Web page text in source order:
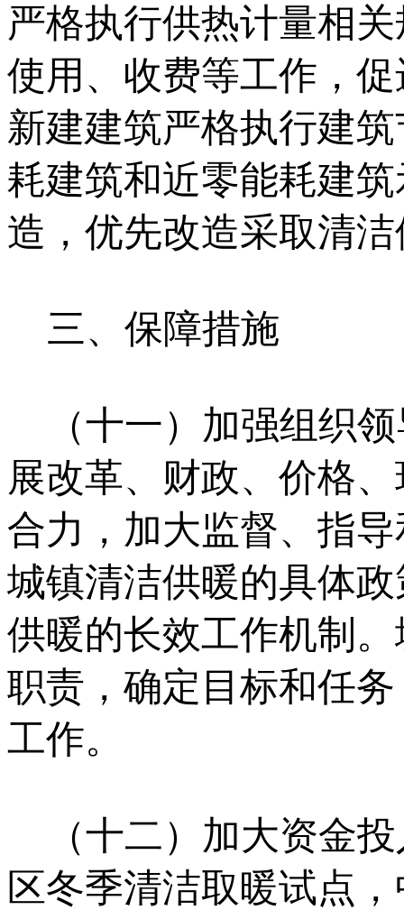
严格执行供热计量相
使用、收费等工作，
新建建筑严格执行建
耗建筑和近零能耗建
造，优先改造采取清
三、保障措施
（十一）加强组织领
展改革、财政、价格
合力，加大监督、指
城镇清洁供暖的具体
供暖的长效工作机制
职责，确定目标和任
工作。
（十二）加大资金投
区冬季清洁取暖试点